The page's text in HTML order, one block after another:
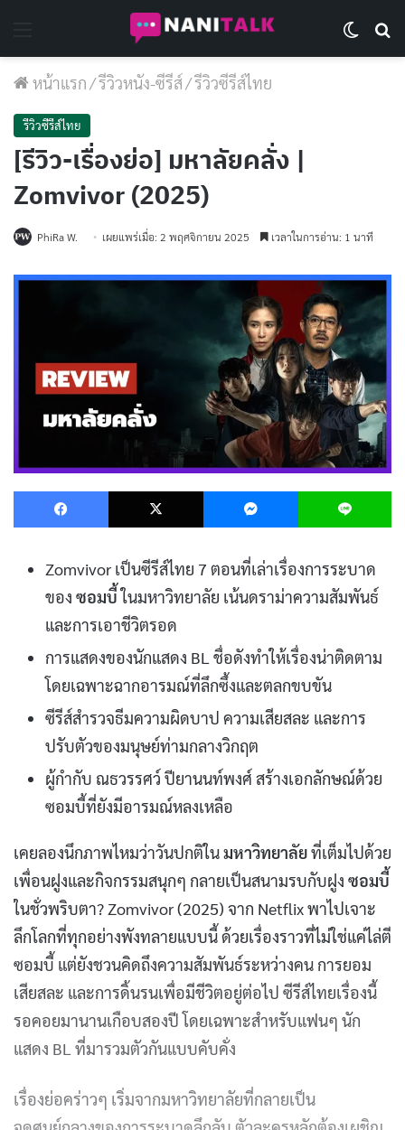
หน้าแรก/รีวิวหนัง-ซีรีส์/รีวิวซีรีส์ไทย
รีวิวซีรีส์ไทย
[รีวิว-เรื่องย่อ] มหาลัยคลั่ง |
Zomvivor (2025)
PhiRa W. เผยแพร่เมื่อ: 2 พฤศจิกายน 2025 เวลาในการอ่าน: 1 นาที
Facebook X Messenger
Zomvivor เป็นซีรีส์ไทย 7 ตอนที่เล่าเรื่องการระบาด
ของ ซอมบี้ในมหาวิทยาลัย เน้นดราม่าความสัมพันธ์
และการเอาชีวิตรอด
การแสดงของนักแสดง BL ชื่อดังทำให้เรื่องน่าติดตาม
โดยเฉพาะฉากอารมณ์ที่ลึกซึ้งและตลกขบขัน
ซีรีส์สำรวจธีมความผิดบาป ความเสียสละ และการ
ปรับตัวของมนุษย์ท่ามกลางวิกฤต
ผู้กำกับ ณธวรรศว์ ปียานนท์พงศ์ สร้างเอกลักษณ์ด้วย
ซอมบี้ที่ยังมีอารมณ์หลงเหลือ
เคยลองนึกภาพไหมว่าวันปกติในมหาวิทยาลัยที่เต็มไปด้วย
เพื่อนฝูงและกิจกรรมสนุกๆ กลายเป็นสนามรบกับฝูง ซอมบี้
ในชั่วพริบตา? Zomvivor (2025) จาก Netflix พาไปเจาะ
ลึกโลกที่ทุกอย่างพังทลายแบบนี้ ด้วยเรื่องราวที่ไม่ใช่แค่ไล่ตี
ซอมบี้ แต่ยังชวนคิดถึงความสัมพันธ์ระหว่างคน การยอม
เสียสละ และการดิ้นรนเพื่อมีชีวิตอยู่ต่อไป ซีรีส์ไทยเรื่องนี้
รอคอยมานานเกือบสองปี โดยเฉพาะสำหรับแฟนๆ นัก
แสดง BL ที่มารวมตัวกันแบบคับคั่ง
เรื่องย่อคร่าวๆ เริ่มจากมหาวิทยาลัยที่กลายเป็น